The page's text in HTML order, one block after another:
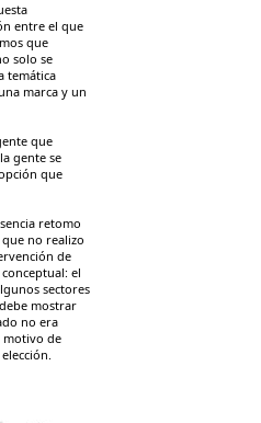
entre el que
que
solo se
temática
marca y un
que
gente se
que
retomo
que no realizo
de
el
sectores
mostrar
no era
motivo de